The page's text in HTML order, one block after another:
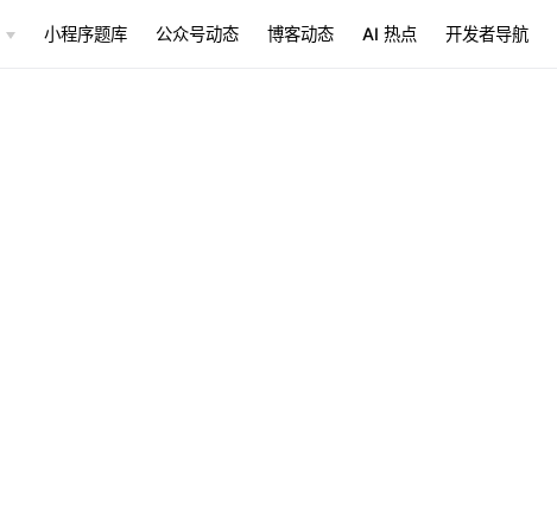
小程序题库 公众号动态 博客动态 AI 热点 开发者导航